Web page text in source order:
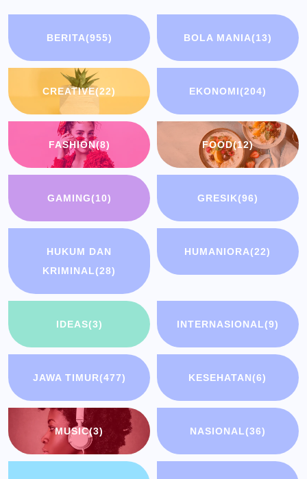
BERITA(955) BOLA MANIA(13)
CREATIVE(22) EKONOMI(204)
FASHION(8) FOOD(12)
GAMING(10) GRESIK(96)
HUKUM DAN
KRIMINAL(28)
HUMANIORA(22)
IDEAS(3) INTERNASIONAL(9)
JAWA TIMUR(477) KESEHATAN(6)
MUSIC(3) NASIONAL(36)